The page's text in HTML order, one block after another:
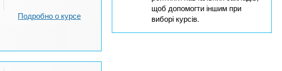
Подробно о курсе
щоб допомогти іншим при
виборі курсів.